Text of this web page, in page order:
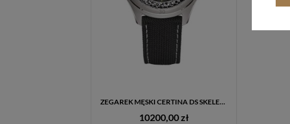
ZEGAREK MĘSKI CERTINA DS SKELETON LIMITED EDITION C042.407.56.081.10 – POWERMATIC 80, TYTAN, OUTLET
10200,00 zł